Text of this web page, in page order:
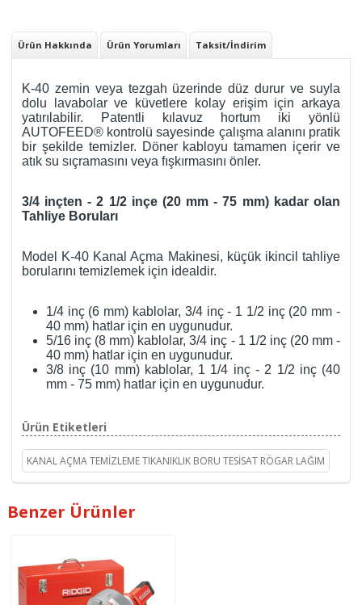
Ürün Hakkında Ürün Yorumları Taksit/İndirim
K-40 zemin veya tezgah üzerinde düz durur ve suyla
dolu lavabolar ve küvetlere kolay erişim için arkaya
yatırılabilir. Patentli kılavuz hortum iki yönlü
AUTOFEED® kontrolü sayesinde çalışma alanını pratik
bir şekilde temizler. Döner kabloyu tamamen içerir ve
atık su sıçramasını veya fışkırmasını önler.
3/4 inçten - 2 1/2 inçe (20 mm - 75 mm) kadar olan
Tahliye Boruları
Model K-40 Kanal Açma Makinesi, küçük ikincil tahliye
borularını temizlemek için idealdir.
1/4 inç (6 mm) kablolar, 3/4 inç - 1 1/2 inç (20 mm -
40 mm) hatlar için en uygunudur.
5/16 inç (8 mm) kablolar, 3/4 inç - 1 1/2 inç (20 mm -
40 mm) hatlar için en uygunudur.
3/8 inç (10 mm) kablolar, 1 1/4 inç - 2 1/2 inç (40
mm - 75 mm) hatlar için en uygunudur.
Ürün Etiketleri
KANAL AÇMA TEMİZLEME TIKANIKLIK BORU TESİSAT RÖGAR LAĞIM
Benzer Ürünler